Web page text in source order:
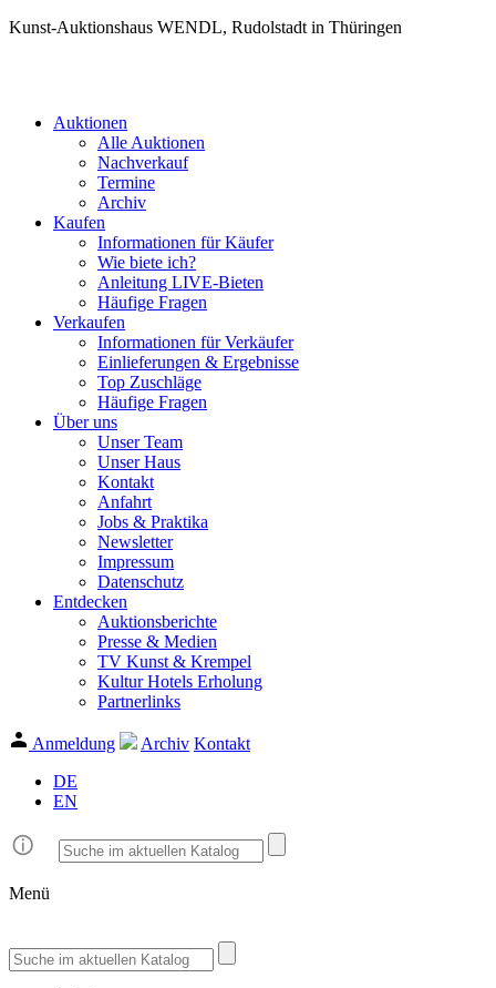
Kunst-Auktionshaus WENDL, Rudolstadt in Thüringen
Auktionen
Alle Auktionen
Nachverkauf
Termine
Archiv
Kaufen
Informationen für Käufer
Wie biete ich?
Anleitung LIVE-Bieten
Häufige Fragen
Verkaufen
Informationen für Verkäufer
Einlieferungen & Ergebnisse
Top Zuschläge
Häufige Fragen
Über uns
Unser Team
Unser Haus
Kontakt
Anfahrt
Jobs & Praktika
Newsletter
Impressum
Datenschutz
Entdecken
Auktionsberichte
Presse & Medien
TV Kunst & Krempel
Kultur Hotels Erholung
Partnerlinks
Anmeldung Archiv Kontakt
DE
EN
Menü